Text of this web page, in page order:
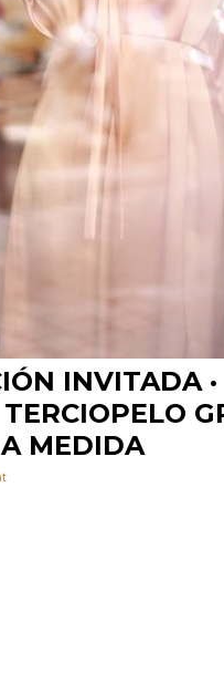
INVITADA ·
MEDIDA